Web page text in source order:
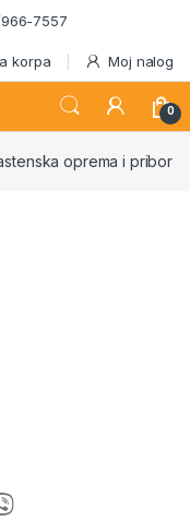
7557
korpa Moj nalog
0
oprema i pribor